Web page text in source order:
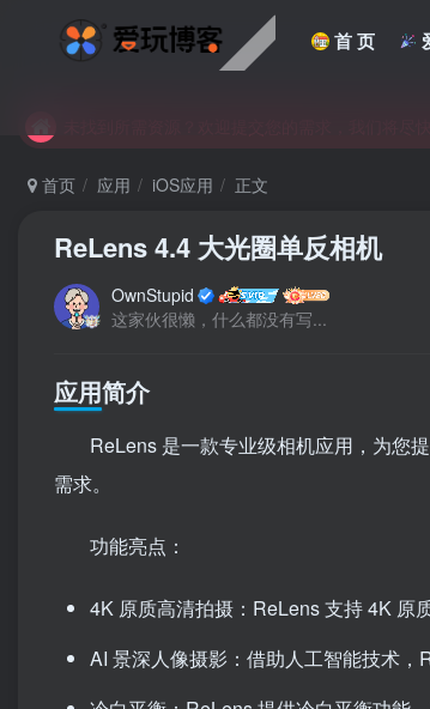
首 页
未找到所需资源？欢迎提交您的需求，我们将尽快
首页 应用 iOS应用 正文
ReLens 4.4 大光圈单反相机
OwnStupid
这家伙很懒，什么都没有写...
应用简介
ReLens 是一款专业级相机应用，为您
需求。
功能亮点：
4K 原质高清拍摄：ReLens 支持 4K 原
AI 景深人像摄影：借助人工智能技术，